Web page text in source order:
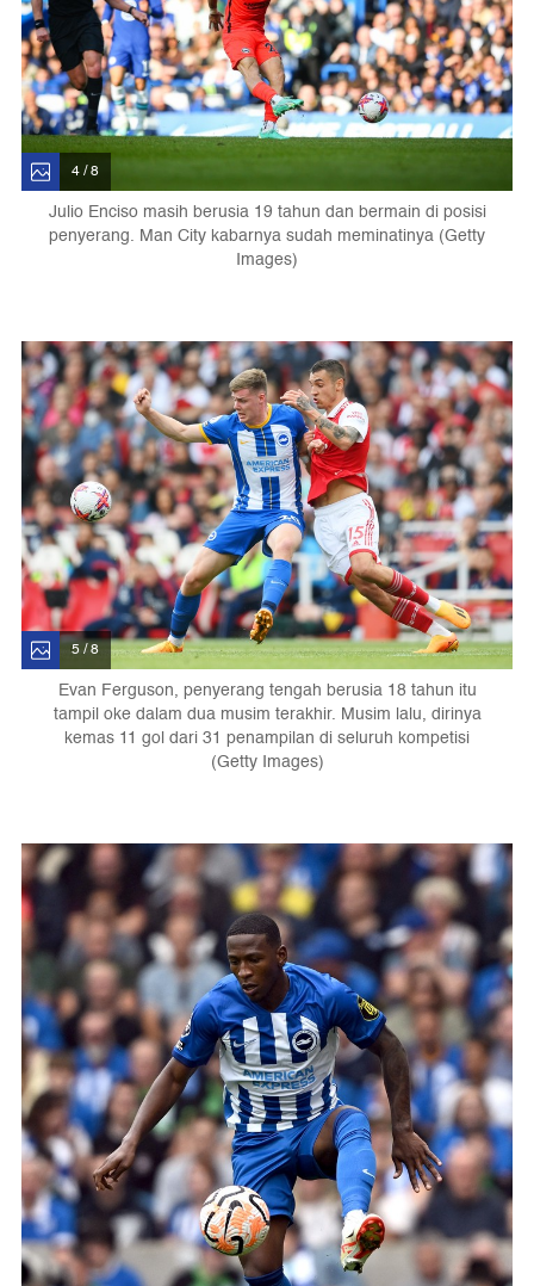
4 / 8
Julio Enciso masih berusia 19 tahun dan bermain di posisi
penyerang. Man City kabarnya sudah meminatinya (Getty
Images)
5 / 8
Evan Ferguson, penyerang tengah berusia 18 tahun itu
tampil oke dalam dua musim terakhir. Musim lalu, dirinya
kemas 11 gol dari 31 penampilan di seluruh kompetisi
(Getty Images)